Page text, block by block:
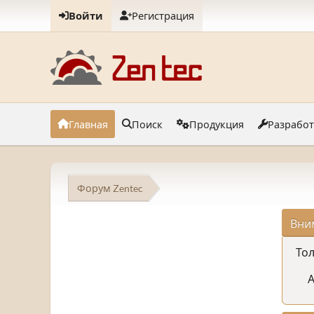
Войти Регистрация
Главная Поиск Продукция
Форум Zentec